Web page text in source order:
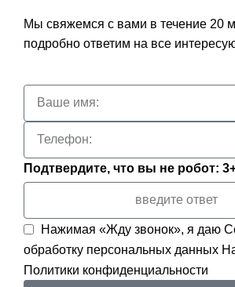
Мы свяжемся с вами в течение 20
подробно ответим на все
Подтвердите, что вы не робот:
Нажимая «Жду звонок», я даю
обработку персональных данных
Политики конфиденциальности